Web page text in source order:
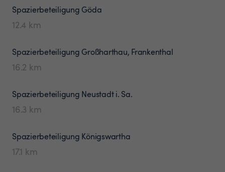
Spazierbeteiligung Göda
12.4 km
Spazierbeteiligung Großharthau, Frankenthal
16.2 km
Spazierbeteiligung Neustadt i. Sa.
16.3 km
Spazierbeteiligung Königswartha
17.1 km